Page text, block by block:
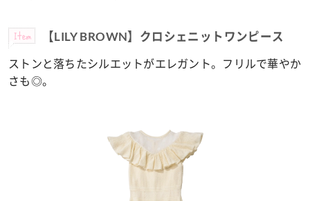
Item 【LILY BROWN】クロシェニットワンピース
ストンと落ちたシルエットがエレガント。フリルで華やか
さも◎。